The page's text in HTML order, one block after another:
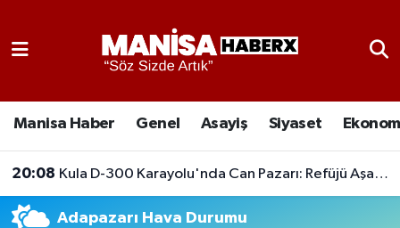
Manisa Haber Genel Asayiş Siyaset
20:08 Kula D-300 Karayolu'nda Can Pazarı: Refüjü Aşan Otomobil Karşı Şeride Geçti,
Adapazarı Hava Durumu
Manisa Nöbetçi Eczaneler